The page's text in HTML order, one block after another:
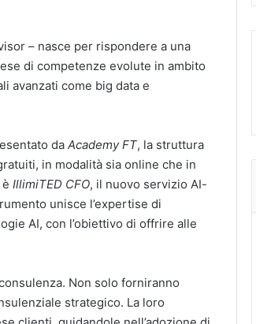
– nasce per rispondere a una
di competenze evolute in ambito
avanzati come big data e
da Academy FT, la struttura
in modalità sia online che in
IllimiTED CFO, il nuovo servizio AI-
unisce l’expertise di
AI, con l’obiettivo di offrire alle
Non solo forniranno
strategico. La loro